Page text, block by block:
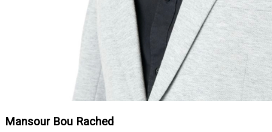
Mansour Bou Rached